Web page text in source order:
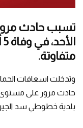
تسبب حادث مرور
متفاوتة.
بلدية خطوطي سد الجير